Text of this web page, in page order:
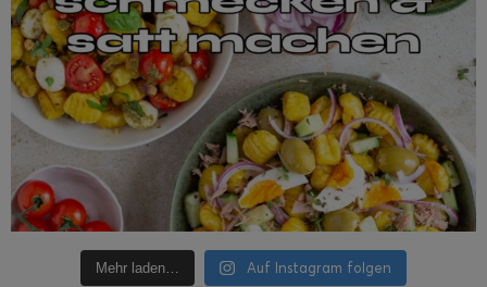
Mehr laden… Auf Instagram folgen